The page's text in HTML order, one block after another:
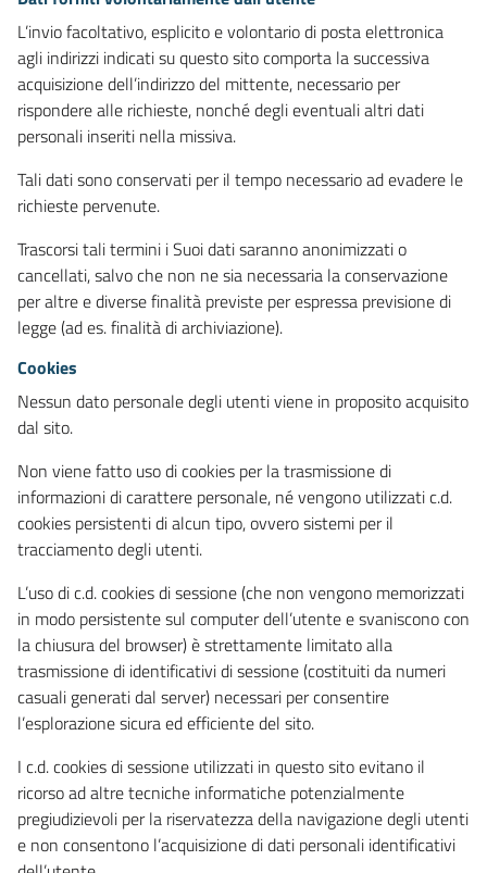
L’invio facoltativo, esplicito e volontario di posta elettronica
agli indirizzi indicati su questo sito comporta la successiva
acquisizione dell’indirizzo del mittente, necessario per
rispondere alle richieste, nonché degli eventuali altri dati
personali inseriti nella missiva.
Tali dati sono conservati per il tempo necessario ad evadere le
richieste pervenute.
Trascorsi tali termini i Suoi dati saranno anonimizzati o
cancellati, salvo che non ne sia necessaria la conservazione
per altre e diverse finalità previste per espressa previsione di
legge (ad es. finalità di archiviazione).
Cookies
Nessun dato personale degli utenti viene in proposito acquisito
dal sito.
Non viene fatto uso di cookies per la trasmissione di
informazioni di carattere personale, né vengono utilizzati c.d.
cookies persistenti di alcun tipo, ovvero sistemi per il
tracciamento degli utenti.
L’uso di c.d. cookies di sessione (che non vengono memorizzati
in modo persistente sul computer dell’utente e svaniscono con
la chiusura del browser) è strettamente limitato alla
trasmissione di identificativi di sessione (costituiti da numeri
casuali generati dal server) necessari per consentire
l’esplorazione sicura ed efficiente del sito.
I c.d. cookies di sessione utilizzati in questo sito evitano il
ricorso ad altre tecniche informatiche potenzialmente
pregiudizievoli per la riservatezza della navigazione degli utenti
e non consentono l’acquisizione di dati personali identificativi